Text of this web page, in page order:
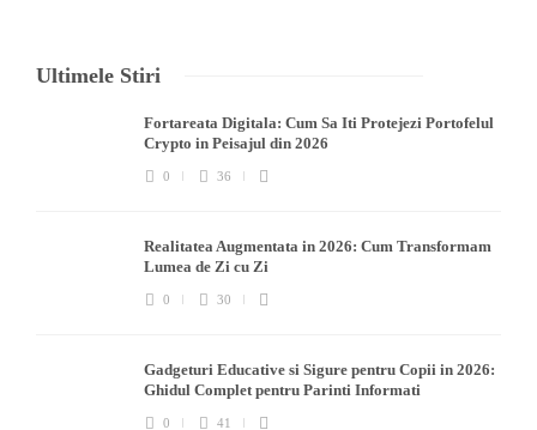
Ultimele Stiri
Fortareata Digitala: Cum Sa Iti Protejezi Portofelul
Crypto in Peisajul din 2026
0 36
Realitatea Augmentata in 2026: Cum Transformam
Lumea de Zi cu Zi
0 30
Gadgeturi Educative si Sigure pentru Copii in 2026:
Ghidul Complet pentru Parinti Informati
0 41